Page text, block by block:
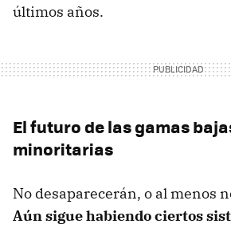
últimos años.
El futuro de las gamas
minoritarias
No desaparecerán, o al menos
Aún sigue habiendo ciertos